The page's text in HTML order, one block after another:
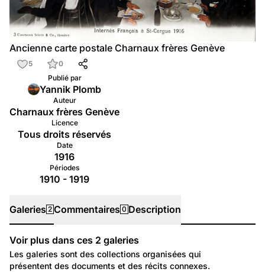
Ancienne carte postale Charnaux frères Genève
5
0
Publié par
Yannik Plomb
Auteur
Charnaux frères Genève
Licence
Tous droits réservés
Date
1916
Périodes
1910 - 1919
Galeries 2 Commentaires 0 Description
Galeries
Voir plus dans ces 2 galeries
Les galeries sont des collections organisées qui
présentent des documents et des récits connexes.